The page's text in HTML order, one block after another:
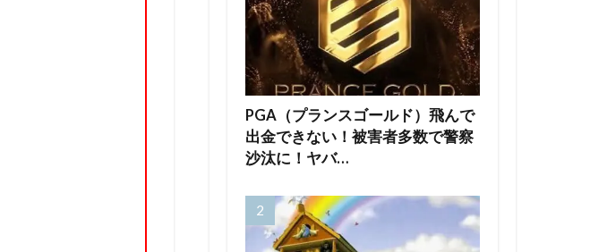
PGA（プランスゴールド）飛んで
出金できない！被害者多数で警察
沙汰に！ヤバ…